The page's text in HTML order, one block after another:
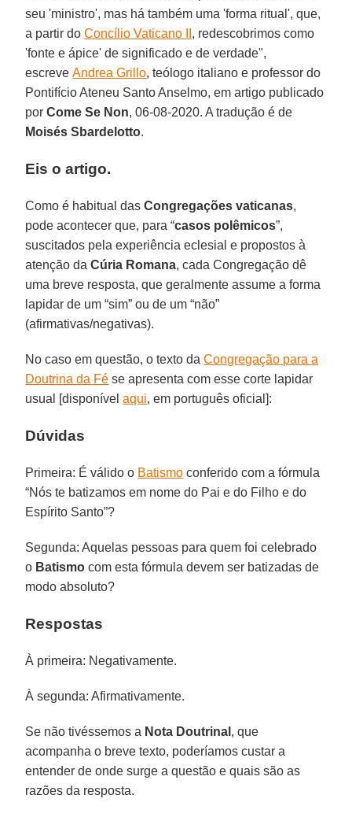
seu 'ministro', mas há também uma 'forma ritual', que,
a partir doConcílio Vaticano II , redescobrimos como
'fonte e ápice' de significado e de verdade",
escreveAndrea Grillo, teólogo italiano e professor do
Pontifício Ateneu Santo Anselmo, em artigo publicado
porCome Se Non, 06-08-2020. A tradução é de
Moisés Sbardelotto.
Eis o artigo.
Como é habitual dasCongregações vaticanas,
pode acontecer que, para “casos polêmicos”,
suscitados pela experiência eclesial e propostos à
atenção daCúria Romana, cada Congregação dê
uma breve resposta, que geralmente assume a forma
lapidar de um “sim” ou de um “não”
(afirmativas/negativas).
No caso em questão, o texto daCongregação para a
Doutrina da Fé se apresenta com esse corte lapidar
usual [disponívelaqui, em português oficial]:
Dúvidas
Primeira: É válido o Batismo conferido com a fórmula
“Nós te batizamos em nome do Pai e do Filho e do
Espírito Santo”?
Segunda: Aquelas pessoas para quem foi celebrado
o Batismo com esta fórmula devem ser batizadas de
modo absoluto?
Respostas
À primeira: Negativamente.
À segunda: Afirmativamente.
Se não tivéssemos a Nota Doutrinal , que
acompanha o breve texto, poderíamos custar a
entender de onde surge a questão e quais são as
razões da resposta.